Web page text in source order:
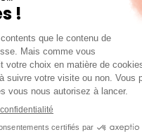
sur nos